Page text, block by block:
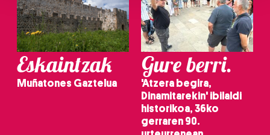
Guk eta gure bazkideek zure datu pertsonalak
prozesatzen ditugu, zure IP zenbakia, besteak beste,
teknologia erabiliz, cookieak adibidez, iragarki eta eduki
pertsonalizatuak eskaintzeko, iragarkiak eta edukia
neurtzeko, jendeari buruzko informazioa biltzeko eta
produktuak garatzeko. Zure datuak nork eta zertarako
erabiltzen dituen hauta dezakezu.
Bazkide batzuek ez dizute baimenik eskatzen, eta beren
Eskaintzak
Muñatones Gaztelua
Gure berri.
'Atzera begira,
Dinamitarekin' ibilaldi
historikoa, 36ko
gerraren 90.